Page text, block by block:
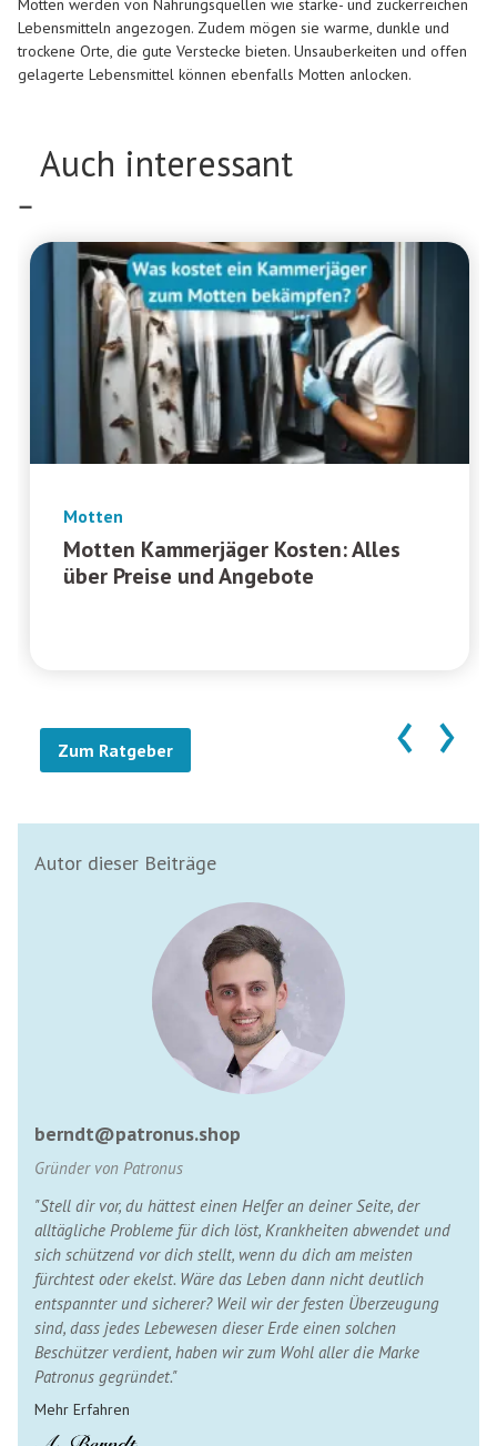
Motten werden von Nahrungsquellen wie stärke- und zuckerreichen
Lebensmitteln angezogen. Zudem mögen sie warme, dunkle und
trockene Orte, die gute Verstecke bieten. Unsauberkeiten und offen
gelagerte Lebensmittel können ebenfalls Motten anlocken.
Auch interessant
Motten
Motten Kammerjäger Kosten: Alles
über Preise und Angebote
‹ ›
Zum Ratgeber
Autor dieser Beiträge
berndt@patronus.shop
Gründer von Patronus
"Stell dir vor, du hättest einen Helfer an deiner Seite, der
alltägliche Probleme für dich löst, Krankheiten abwendet und
sich schützend vor dich stellt, wenn du dich am meisten
fürchtest oder ekelst. Wäre das Leben dann nicht deutlich
entspannter und sicherer? Weil wir der festen Überzeugung
sind, dass jedes Lebewesen dieser Erde einen solchen
Beschützer verdient, haben wir zum Wohl aller die Marke
Patronus gegründet."
Mehr Erfahren